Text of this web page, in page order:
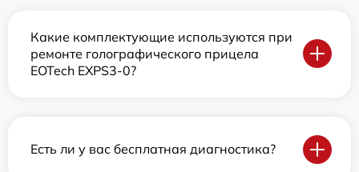
Какие комплектующие используются при
ремонте голографического прицела
EOTech EXPS3-0?
Есть ли у вас бесплатная диагностика?